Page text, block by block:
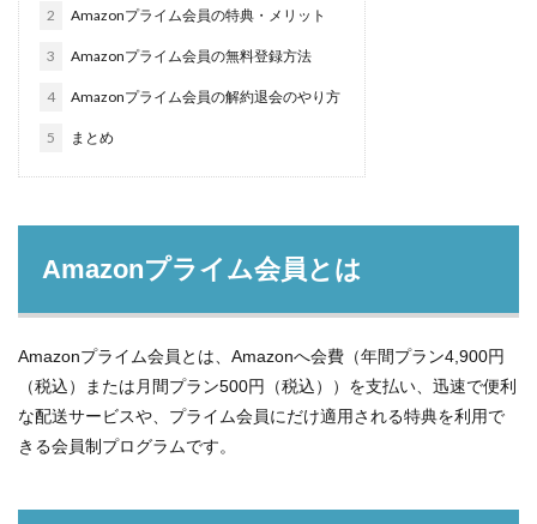
2 Amazonプライム会員の特典・メリット
3 Amazonプライム会員の無料登録方法
4 Amazonプライム会員の解約退会のやり方
5 まとめ
Amazonプライム会員とは
Amazonプライム会員とは、Amazonへ会費（年間プラン4,900円
（税込）または月間プラン500円（税込））を支払い、迅速で便利
な配送サービスや、プライム会員にだけ適用される特典を利用で
きる会員制プログラムです。